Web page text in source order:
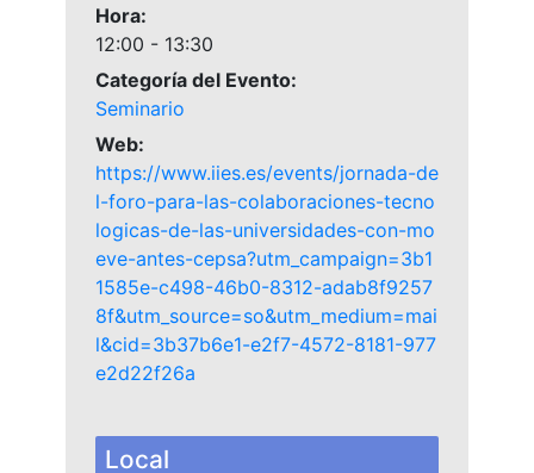
Hora:
12:00 - 13:30
Categoría del Evento:
Seminario
Web:
https://www.iies.es/events/jornada-de
l-foro-para-las-colaboraciones-tecno
logicas-de-las-universidades-con-mo
eve-antes-cepsa?utm_campaign=3b1
1585e-c498-46b0-8312-adab8f9257
8f&utm_source=so&utm_medium=mai
l&cid=3b37b6e1-e2f7-4572-8181-977
e2d22f26a
Local